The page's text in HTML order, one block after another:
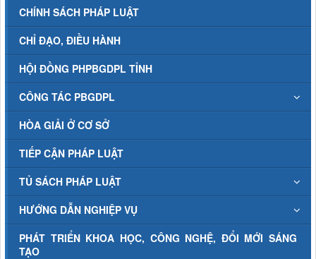
CHÍNH SÁCH PHÁP LUẬT
CHỈ ĐẠO, ĐIỀU HÀNH
HỘI ĐỒNG PHPBGDPL TỈNH
CÔNG TÁC PBGDPL
HÒA GIẢI Ở CƠ SỞ
TIẾP CẬN PHÁP LUẬT
TỦ SÁCH PHÁP LUẬT
HƯỚNG DẪN NGHIỆP VỤ
PHÁT TRIỂN KHOA HỌC, CÔNG NGHỆ, ĐỔI MỚI SÁNG
TẠO